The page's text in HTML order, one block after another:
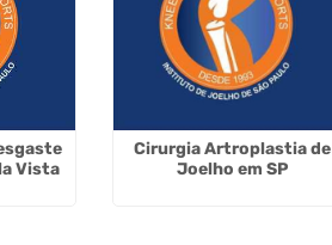
Vista
Cirurgia Artroplastia de
Joelho em SP